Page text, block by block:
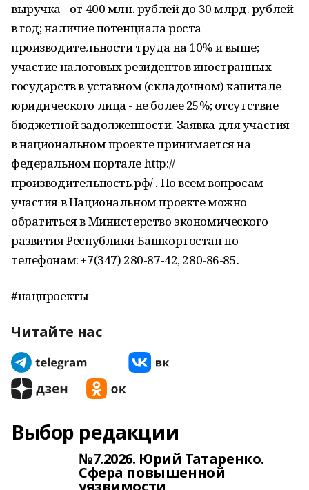
выручка - от 400 млн. рублей до 30 млрд. рублей
в год; наличие потенциала роста
производительности труда на 10% и выше;
участие налоговых резидентов иностранных
государств в уставном (складочном) капитале
юридического лица - не более 25%; отсутствие
бюджетной задолженности. Заявка для участия
в национальном проекте принимается на
федеральном портале http://
производительность.рф/ . По всем вопросам
участия в Национальном проекте можно
обратиться в Министерство экономического
развития Республики Башкортостан по
телефонам: +7(347) 280-87-42, 280-86-85.
#нацпроекты
Читайте нас
Выбор редакции
№7.2026. Юрий Татаренко.
Сфера повышенной
уязвимости